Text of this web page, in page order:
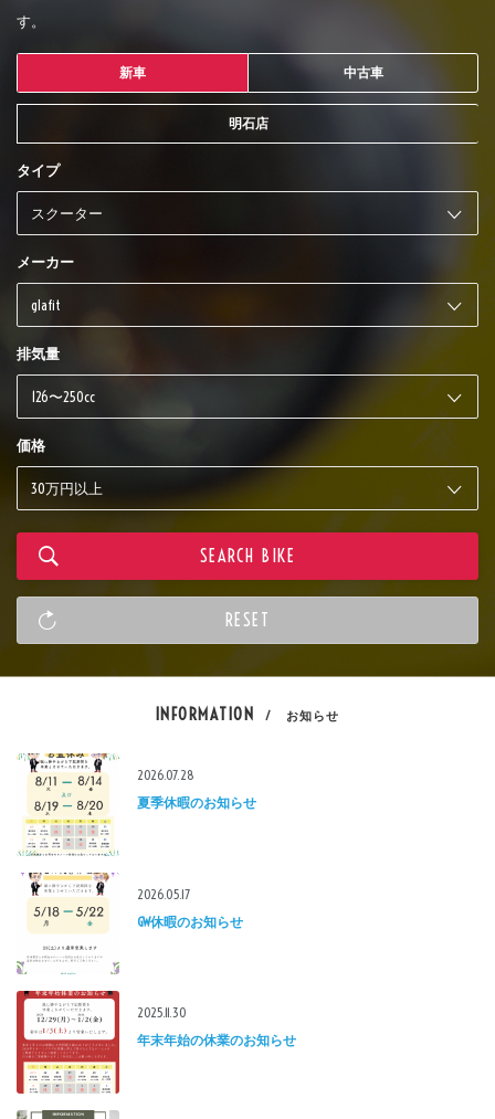
す。
新車 中古車
明石店
タイプ
メーカー
排気量
価格
INFORMATION / お知らせ
2026.07.28
夏季休暇のお知らせ
2026.05.17
GW休暇のお知らせ
2025.11.30
年末年始の休業のお知らせ